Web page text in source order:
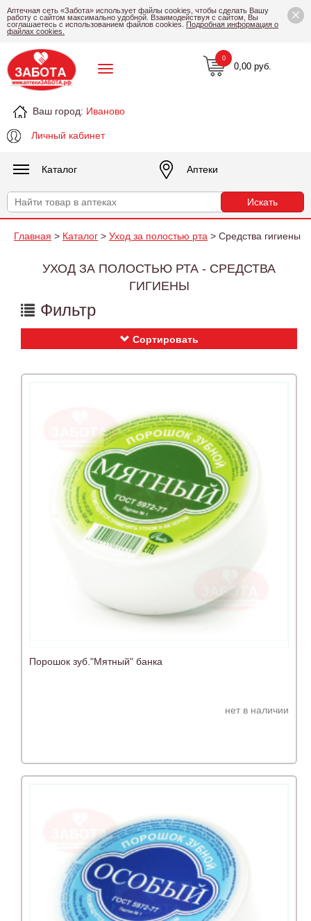
×
Аптечная сеть «Забота» использует файлы cookies, чтобы сделать Вашу
работу с сайтом максимально удобной. Взаимодействуя с сайтом, Вы
соглашаетесь с использованием файлов cookies. Подробная информация о
файлах cookies.
Ваш город: Иваново
Личный кабинет
0,00 руб.
0
Каталог Аптеки
Главная > Каталог > Уход за полостью рта > Средства гигиены
УХОД ЗА ПОЛОСТЬЮ РТА - СРЕДСТВА
ГИГИЕНЫ
Фильтр
Сортировать
Порошок зуб."Мятный" банка
нет в наличии